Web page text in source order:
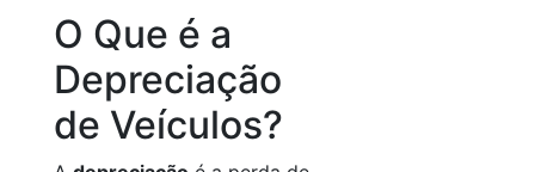
O Que é a
Depreciação
de Veículos?